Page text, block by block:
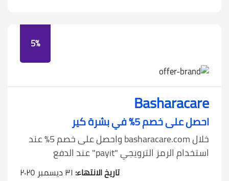
5%
Basharacare
احصل على خصم 5٪ في بشرة كير
خلال basharacare.com واحصل على خصم 5٪ عند
استخدام الرمز الترويجي "payit" عند الدفع
تاريخ الانتهاء: ٣١ ديسمبر ٢٠٢٥